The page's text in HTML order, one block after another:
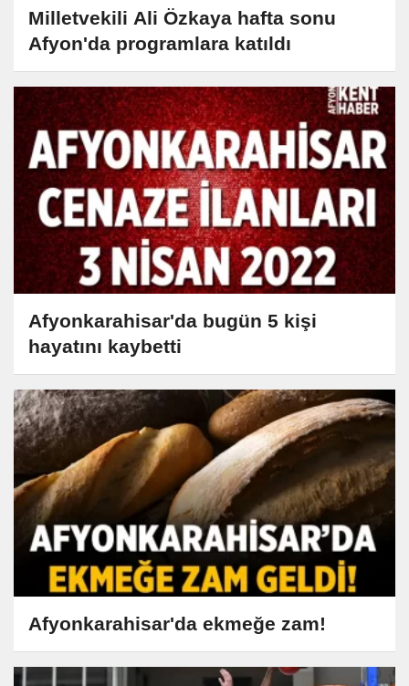
Milletvekili Ali Özkaya hafta sonu
Afyon'da programlara katıldı
Afyonkarahisar'da bugün 5 kişi
hayatını kaybetti
Afyonkarahisar'da ekmeğe zam!